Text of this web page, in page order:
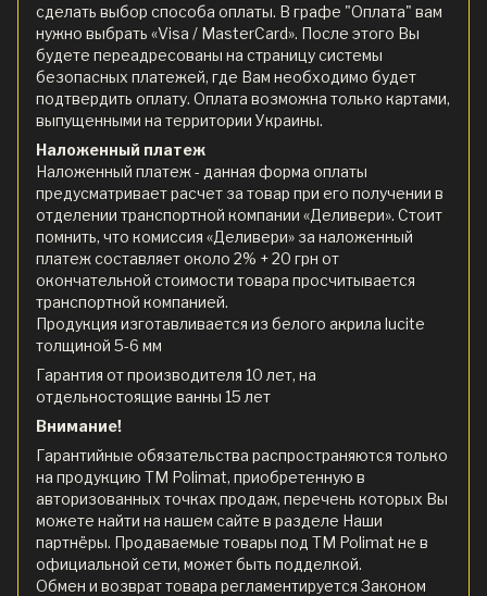
сделать выбор способа оплаты. В графе "Оплата" вам
нужно выбрать «Visa / MasterCard». После этого Вы
будете переадресованы на страницу системы
безопасных платежей, где Вам необходимо будет
подтвердить оплату. Оплата возможна только картами,
выпущенными на территории Украины.
Наложенный платеж
Наложенный платеж - данная форма оплаты
предусматривает расчет за товар при его получении в
отделении транспортной компании «Деливери». Стоит
помнить, что комиссия «Деливери» за наложенный
платеж составляет около 2% + 20 грн от
окончательной стоимости товара просчитывается
транспортной компанией.
Продукция изготавливается из белого акрила lucite
толщиной 5-6 мм
Гарантия от производителя 10 лет, на
отдельностоящие ванны 15 лет
Внимание!
Гарантийные обязательства распространяются только
на продукцию ТМ Polimat, приобретенную в
авторизованных точках продаж, перечень которых Вы
можете найти на нашем сайте в разделе Наши
партнёры. Продаваемые товары под ТМ Polimat не в
официальной сети, может быть подделкой.
Обмен и возврат товара регламентируется Законом